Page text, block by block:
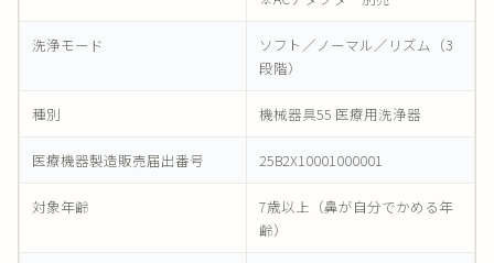
洗浄モード
ソフト／ノーマル／リズム（3
段階）
種別 機械器具55 医療用洗浄器
医療機器製造販売届出番号 25B2X10001000001
対象年齢
7歳以上（鼻が自分でかめる年
齢）